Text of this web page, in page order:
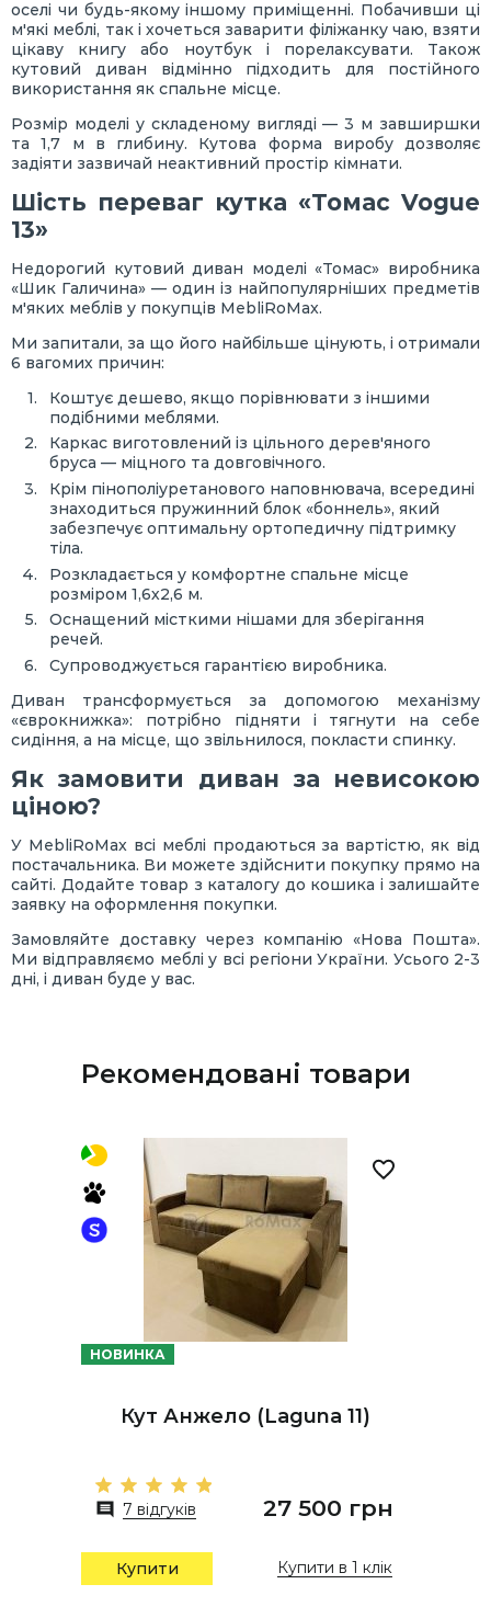
оселі чи будь-якому іншому приміщенні. Побачивши ці
м'які меблі, так і хочеться заварити філіжанку чаю, взяти
цікаву книгу або ноутбук і порелаксувати. Також
кутовий диван відмінно підходить для постійного
використання як спальне місце.
Розмір моделі у складеному вигляді — 3 м завширшки
та 1,7 м в глибину. Кутова форма виробу дозволяє
задіяти зазвичай неактивний простір кімнати.
Шість переваг кутка «Томас Vogue
13»
Недорогий кутовий диван моделі «Томас» виробника
«Шик Галичина» — один із найпопулярніших предметів
м'яких меблів у покупців MebliRoMax.
Ми запитали, за що його найбільше цінують, і отримали
6 вагомих причин:
Коштує дешево, якщо порівнювати з іншими
подібними меблями.
Каркас виготовлений із цільного дерев'яного
бруса — міцного та довговічного.
Крім пінополіуретанового наповнювача, всередині
знаходиться пружинний блок «боннель», який
забезпечує оптимальну ортопедичну підтримку
тіла.
Розкладається у комфортне спальне місце
розміром 1,6х2,6 м.
Оснащений місткими нішами для зберігання
речей.
Супроводжується гарантією виробника.
Диван трансформується за допомогою механізму
«єврокнижка»: потрібно підняти і тягнути на себе
сидіння, а на місце, що звільнилося, покласти спинку.
Як замовити диван за невисокою
ціною?
У MebliRoMax всі меблі продаються за вартістю, як від
постачальника. Ви можете здійснити покупку прямо на
сайті. Додайте товар з каталогу до кошика і залишайте
заявку на оформлення покупки.
Замовляйте доставку через компанію «Нова Пошта».
Ми відправляємо меблі у всі регіони України. Усього 2-3
дні, і диван буде у вас.
Рекомендовані товари
НОВИНКА
Кут Анжело (Laguna 11)
7 відгуків 27 500 грн
Купити Купити в 1 клік